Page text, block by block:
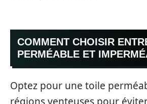
COMMENT CHOISIR
PERMÉABLE ET
Optez pour une toile
régions venteuses pour